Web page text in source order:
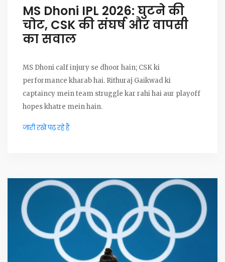
MS Dhoni IPL 2026: घुटने की
चोट, CSK की संघर्ष और वापसी
का सवाल
MS Dhoni calf injury se dhoor hain; CSK ki
performance kharab hai. Rithuraj Gaikwad ki
captaincy mein team struggle kar rahi hai aur playoff
hopes khatre mein hain.
जारी रखें पढ़ रहे हैं